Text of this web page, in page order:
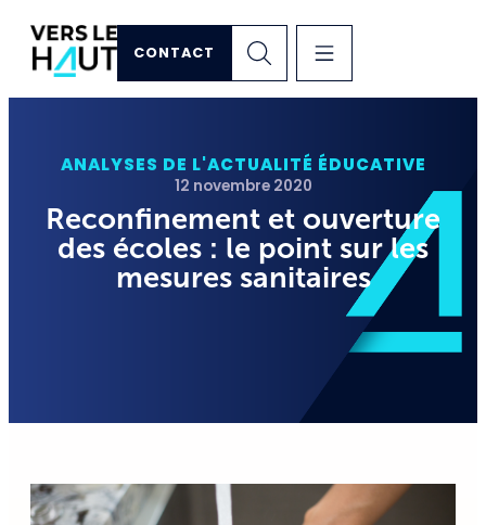
CONTACT
ANALYSES DE L'ACTUALITÉ ÉDUCATIVE
12 novembre 2020
Reconfinement et ouverture
des écoles : le point sur les
mesures sanitaires